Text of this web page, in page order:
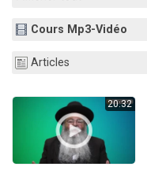
Cours Mp3-Vidéo
Articles
20:32